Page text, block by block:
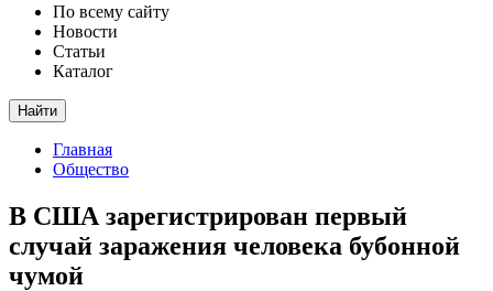
По всему сайту
Новости
Статьи
Каталог
Найти
Главная
Общество
В США зарегистрирован первый
случай заражения человека бубонной
чумой